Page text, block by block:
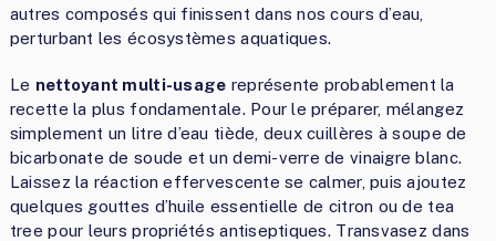
autres composés qui finissent dans nos cours d’eau,
perturbant les écosystèmes aquatiques.
Le nettoyant multi-usage représente probablement la
recette la plus fondamentale. Pour le préparer, mélangez
simplement un litre d’eau tiède, deux cuillères à soupe de
bicarbonate de soude et un demi-verre de vinaigre blanc.
Laissez la réaction effervescente se calmer, puis ajoutez
quelques gouttes d’huile essentielle de citron ou de tea
tree pour leurs propriétés antiseptiques. Transvasez dans